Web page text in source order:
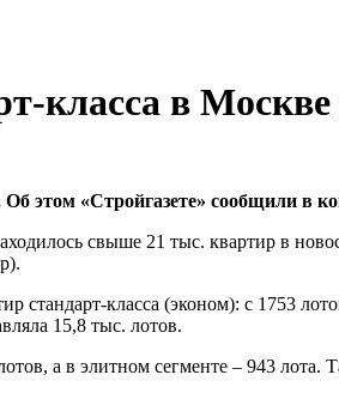
класса в
этом «Стройгазете» сообщили в
свыше 21 тыс. квартир в
стандарт-класса (эконом): с 1753
15,8 тыс. лотов.
а в элитном сегменте – 943 лота.